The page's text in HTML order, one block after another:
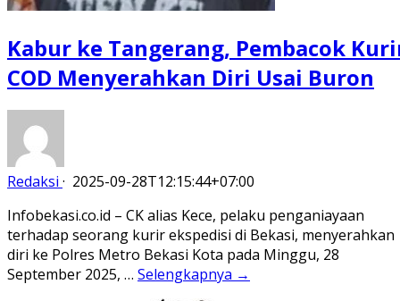
Kabur ke Tangerang, Pembacok
COD Menyerahkan Diri Usai Buron
Redaksi · 2025-09-28T12:15:44+07:00
Infobekasi.co.id – CK alias Kece, pelaku penganiayaan
terhadap seorang kurir ekspedisi di Bekasi, menyerahkan
diri ke Polres Metro Bekasi Kota pada Minggu, 28
September 2025, … Selengkapnya →